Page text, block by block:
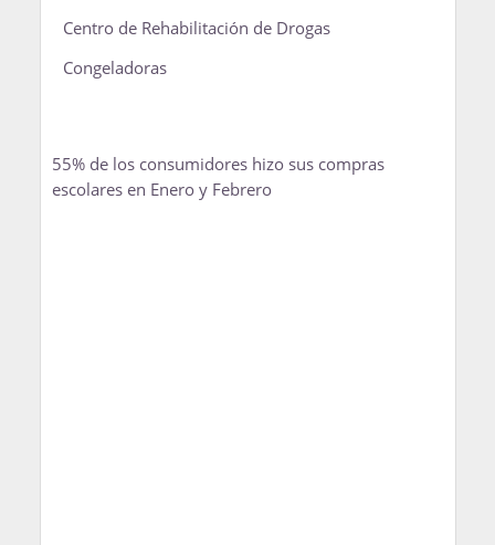
Centro de Rehabilitación de Drogas
Congeladoras
55% de los consumidores hizo sus compras
escolares en Enero y Febrero